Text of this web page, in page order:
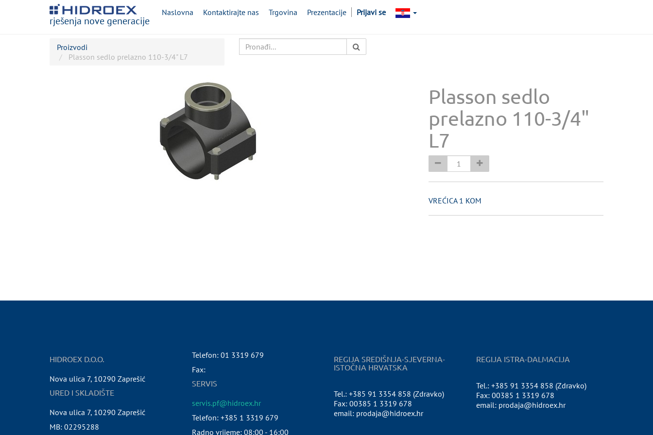
rješenja nove generacije
Naslovna Kontaktirajte nas Trgovina Prezentacije Prijavi se
Proizvodi
Plasson sedlo prelazno 110-3/4" L7
Plasson sedlo
prelazno 110-3/4"
L7
VREĆICA 1 KOM
HIDROEX D.O.O.
Nova ulica 7, 10290 Zaprešić
URED I SKLADIŠTE
Nova ulica 7, 10290 Zaprešić
MB: 02295288
Telefon: 01 3319 679
Fax:
SERVIS
servis.pf@hidroex.hr
Telefon: +385 1 3319 679
Radno vrijeme: 08:00 - 16:00
REGIJA SREDIŠNJA-SJEVERNA-
ISTOČNA HRVATSKA
Tel.: +385 91 3354 858 (Zdravko)
Fax: 00385 1 3319 678
email: prodaja@hidroex.hr
REGIJA ISTRA-DALMACIJA
Tel.: +385 91 3354 858 (Zdravko)
Fax: 00385 1 3319 678
email: prodaja@hidroex.hr